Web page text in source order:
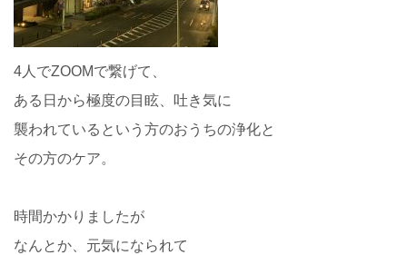
4人でZOOMで繋げて、
ある日から極度の目眩、吐き気に
襲われているという方のおうちの浄化と
その方のケア。
時間かかりましたが
なんとか、元気になられて